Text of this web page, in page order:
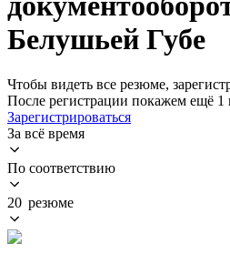
Белушьей Губе
Чтобы видеть все резюме,
После регистрации покажем ещё 1
Зарегистрироваться
За всё время
По соответствию
20 резюме